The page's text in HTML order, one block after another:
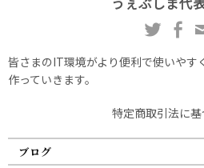
皆さまのIT環境がより便利で使いやす
作っていきます。
特定商取引法に
ブログ